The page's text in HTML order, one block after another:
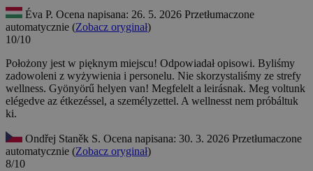
Éva P. Ocena napisana: 26. 5. 2026 Przetłumaczone
automatycznie (Zobacz oryginał)
10/10
Położony jest w pięknym miejscu! Odpowiadał opisowi. Byliśmy
zadowoleni z wyżywienia i personelu. Nie skorzystaliśmy ze strefy
wellness. Gyönyörű helyen van! Megfelelt a leirásnak. Meg voltunk
elégedve az étkezéssel, a személyzettel. A wellnesst nem próbáltuk
ki.
Ondřej Staněk S. Ocena napisana: 30. 3. 2026 Przetłumaczone
automatycznie (Zobacz oryginał)
8/10